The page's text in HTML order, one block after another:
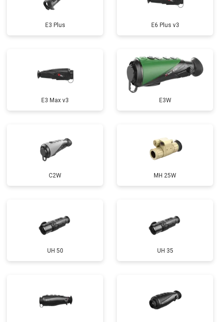
E3 Plus E6 Plus v3
E3 Max v3 E3W
C2W MH 25W
UH 50 UH 35